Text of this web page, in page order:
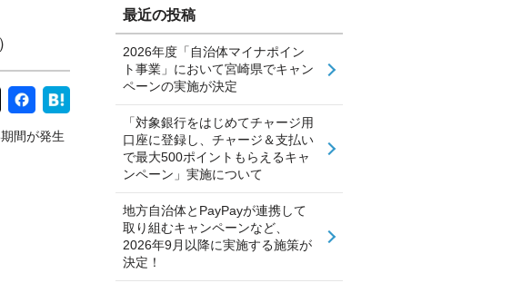
間が発生
最近の投稿
2026年度「自治体マイナポイン
ト事業」において宮崎県でキャン
ペーンの実施が決定
「対象銀行をはじめてチャージ用
口座に登録し、チャージ＆支払い
で最大500ポイントもらえるキャ
ンペーン」実施について
地方自治体とPayPayが連携して
取り組むキャンペーンなど、
2026年9月以降に実施する施策が
決定！